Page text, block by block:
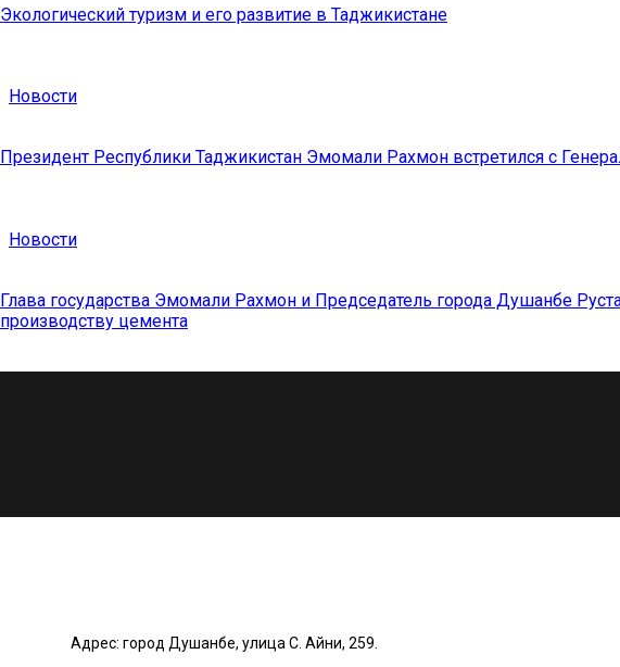
Экологический туризм и его развитие в Таджикистане
Новости
Президент Республики Таджикистан Эмомали Рахмон встретился с
Новости
Глава государства Эмомали Рахмон и Председатель города Душанбе
производству цемента
Адрес: город Душанбе, улица С. Айни, 259.